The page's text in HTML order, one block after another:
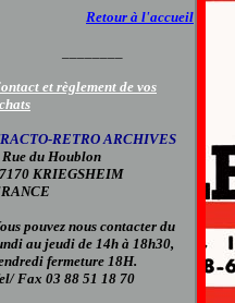
Retour à l'accueil
et règlement de vos
RETRO ARCHIVES
Rue du Houblon
KRIEGSHEIM
pouvez nous contacter du
au jeudi de 14h à 18h30,
fermeture 18H.
Fax 03 88 51 18 70